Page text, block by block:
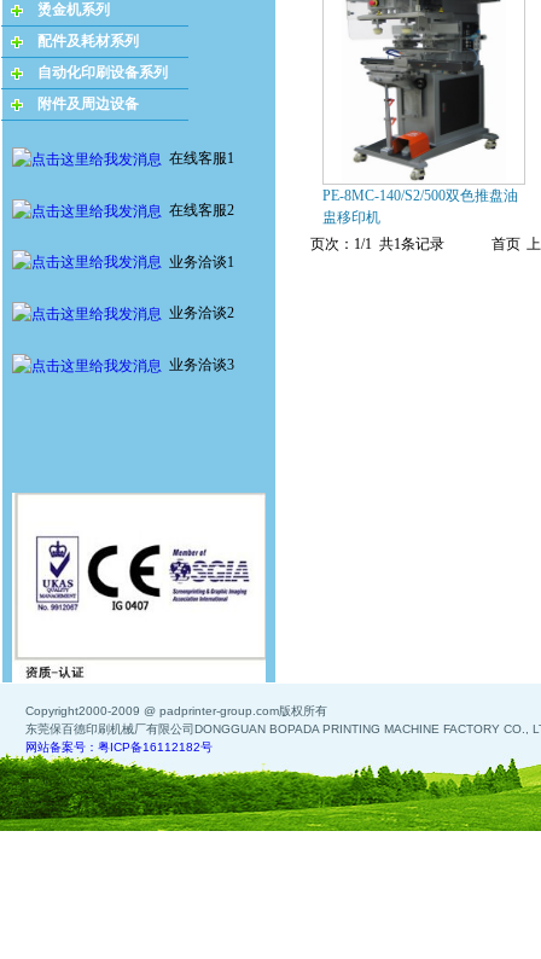
烫金机系列
配件及耗材系列
自动化印刷设备系列
附件及周边设备
在线客服1
在线客服2
业务洽谈1
业务洽谈2
业务洽谈3
PE-8MC-140/S2/500双色推盘油
盅移印机
页次：1/1 共1条记录
首页
Copyright2000-2009 @ padprinter-group.com版权所有
东莞保百德印刷机械厂有限公司DONGGUAN BOPADA PRINTING MACHINE FACTORY CO.,
网站备案号：粤ICP备16112182号